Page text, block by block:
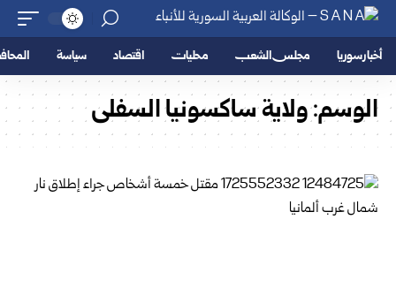
أخبار سوريا مجلس الشعب محليات اقتصاد سياسة
الوسم:ولاية ساكسونيا السفلى